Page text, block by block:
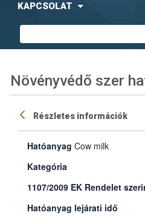
KAPCSOLAT
Növényvédő szer
Részletes információk
Hatóanyag Cow milk
Kategória
1107/2009 EK Rendelet
Hatóanyag lejárati idő